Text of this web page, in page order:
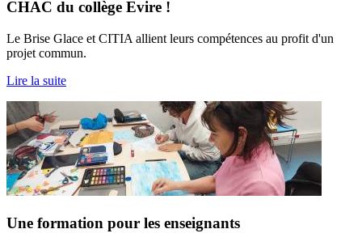
CHAC du collège Evire !
Le Brise Glace et CITIA allient leurs compétences au profit d'un
projet commun.
Lire la suite
Une formation pour les enseignants